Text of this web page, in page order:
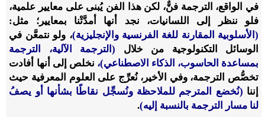
في الواقع، الترجمة فنٌّ، لكن هذا الفن يُبنى على معايير علمية،
فلو ننظر إلى اللسانيات، نجد أنها أمدَّتْنا بمعايير؛ مثل:
(الأسلوبية المقارنة للغة الفرنسية والإنجليزية)، ولو نتمعَّن في
الوسائل التكنولوجية من خلال (الترجمة الآلية، الترجمة
بمساعدة الحاسوب، الذكاء الاصطناعي)، نخلص إلى أنها أفادت
تخصُّص الترجمة، وفي الأخير، نُعرِّج على العلوم المعرفية حيث
إننا (نُخضع المترجم للملاحظة ونُسجِّل نقاطًا بشأنها أو يصفُ
لنا مسار الترجمة بالنسبة إليه).